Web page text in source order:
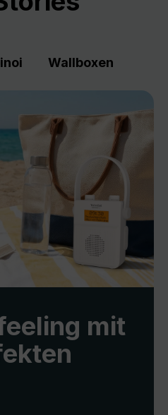
Wallboxen
mit